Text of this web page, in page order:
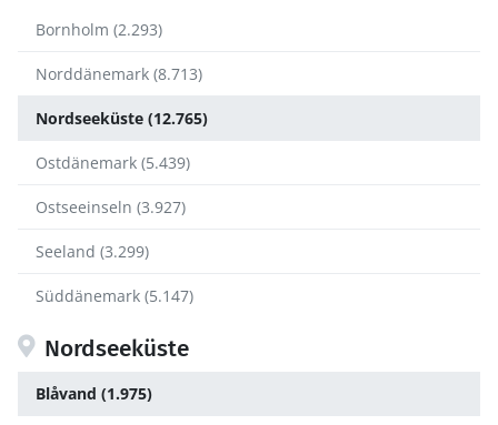
Bornholm (2.293)
Norddänemark (8.713)
Nordseeküste (12.765)
Ostdänemark (5.439)
Ostseeinseln (3.927)
Seeland (3.299)
Süddänemark (5.147)
Nordseeküste
Blåvand (1.975)